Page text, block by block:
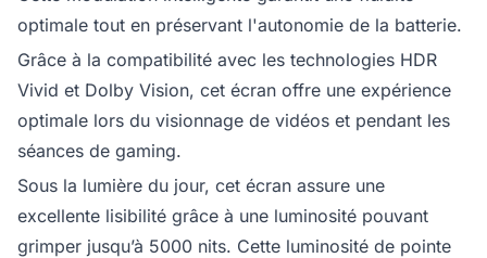
optimale tout en préservant l'autonomie de la batterie.
Grâce à la compatibilité avec les technologies HDR
Vivid et Dolby Vision, cet écran offre une expérience
optimale lors du visionnage de vidéos et pendant les
séances de gaming.
Sous la lumière du jour, cet écran assure une
excellente lisibilité grâce à une luminosité pouvant
grimper jusqu’à 5000 nits. Cette luminosité de pointe